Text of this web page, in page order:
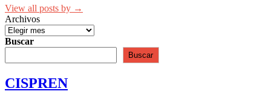
View all posts by →
Archivos
Buscar
Buscar
CISPREN